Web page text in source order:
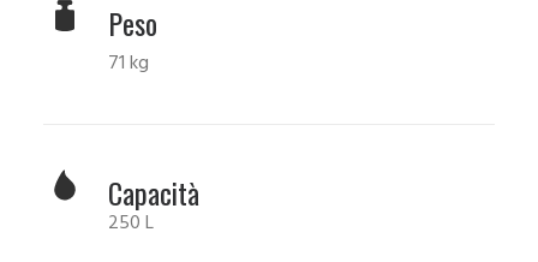
Peso
71 kg
Capacità
250 L